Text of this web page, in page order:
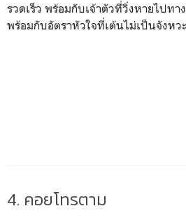
รวดเร็ว พร้อมกับเจ้าตัวที่วิ่งหายไปท
พร้อมกับอัตราหัวใจที่เต้นไม่เป็นจังหว
4. คอยโทรตาม